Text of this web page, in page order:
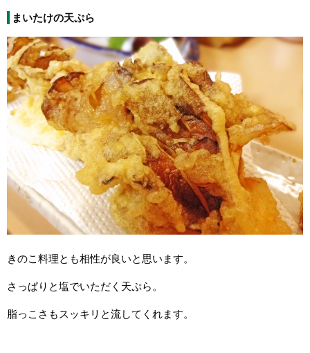
まいたけの天ぷら
きのこ料理とも相性が良いと思います。
さっぱりと塩でいただく天ぷら。
脂っこさもスッキリと流してくれます。